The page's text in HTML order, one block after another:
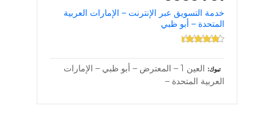
خدمة التسويق عبر الإنترنت – الإمارات العربية
المتحدة – أبو ظبي
تبوك
العين 1 – المعترض – أبو ظبي – الإمارات
العربية المتحدة –